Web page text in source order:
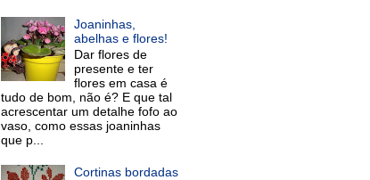
Joaninhas,
abelhas e flores!
Dar flores de
presente e ter
flores em casa é
tudo de bom, não é? E que tal
acrescentar um detalhe fofo ao
vaso, como essas joaninhas
que p...
Cortinas bordadas